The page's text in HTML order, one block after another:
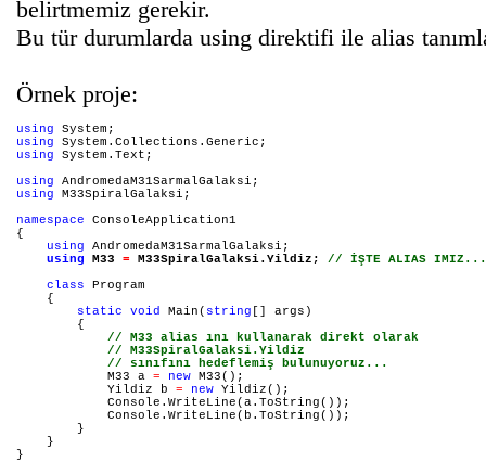
belirtmemiz gerekir.
Bu tür durumlarda using direktifi ile alias
Örnek proje:
using
using
using System.Text;
using
using M33SpiralGalaksi;
namespace ConsoleApplication1
{
using AndromedaM31SarmalGalaksi;
using M33 = M33SpiralGalaksi.Yildiz; // İŞTE ALIAS IMIZ...
class Program
    {
static
void Main( string [] args)
        {
// M33 alias ını kullanarak direkt olarak
// M33SpiralGalaksi.Yildiz
// sınıfını hedeflemiş bulunuyoruz...
M33 a = new M33();
            Yildiz b
= new Yildiz();
            Console.WriteLine(a.ToString());
            Console.WriteLine(b.ToString());
        }
    }
}